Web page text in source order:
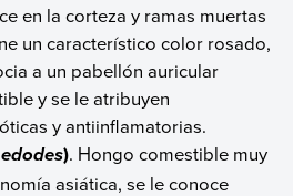
en la corteza y ramas muertas
un característico color rosado,
a un pabellón auricular
y se le atribuyen
y antiinflamatorias.
). Hongo comestible muy
asiática, se le conoce